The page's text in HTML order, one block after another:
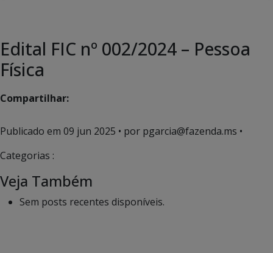
Edital FIC nº 002/2024 – Pessoa
Física
Compartilhar:
Publicado em 09 jun 2025 • por pgarcia@fazenda.ms •
Categorias :
Veja Também
Sem posts recentes disponíveis.